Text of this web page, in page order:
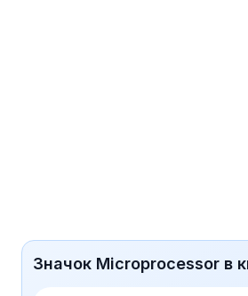
Значок Microprocessor в